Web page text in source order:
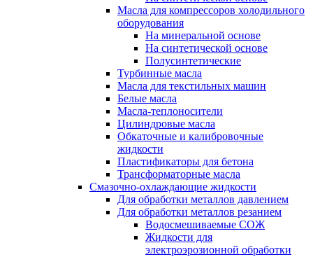
Масла для компрессоров холодильного
оборудования
На минеральной основе
На синтетической основе
Полусинтетические
Турбинные масла
Масла для текстильных машин
Белые масла
Масла-теплоносители
Цилиндровые масла
Обкаточные и калибровочные
жидкости
Пластификаторы для бетона
Трансформаторные масла
Смазочно-охлаждающие жидкости
Для обработки металлов давлением
Для обработки металлов резанием
Водосмешиваемые СОЖ
Жидкости для
электроэрозионной обработки